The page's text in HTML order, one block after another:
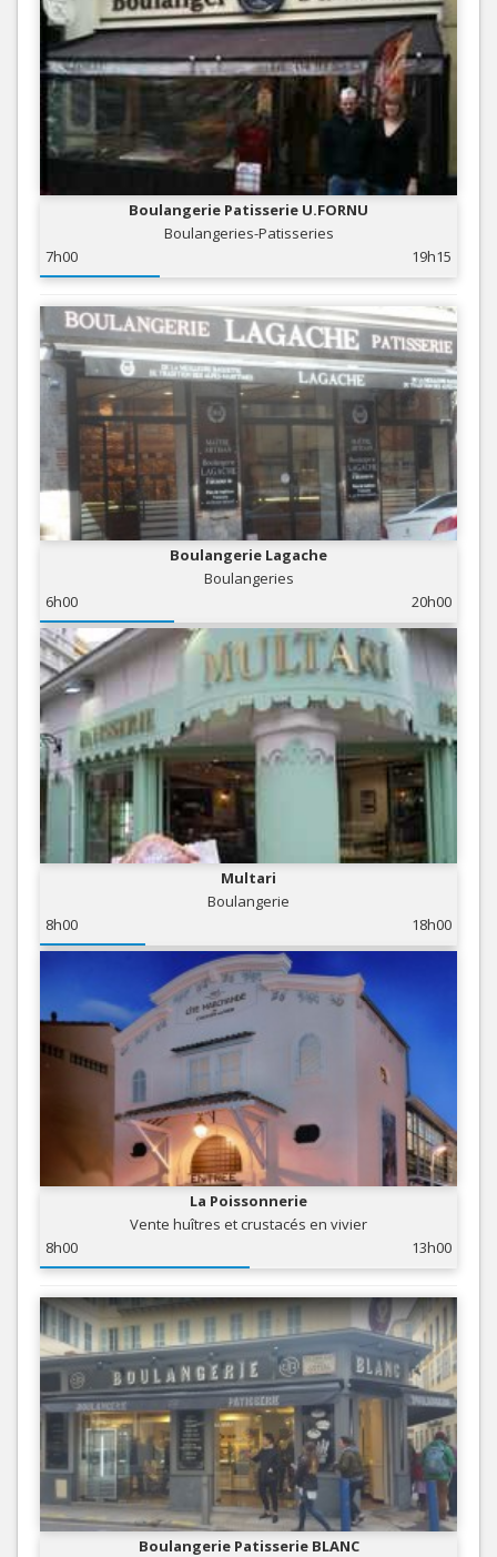
Boulangerie Patisserie U.FORNU
Boulangeries-Patisseries
7h00
19h15
Boulangerie Lagache
Boulangeries
6h00
20h00
Multari
Boulangerie
8h00
18h00
La Poissonnerie
Vente huîtres et crustacés en vivier
8h00
13h00
Boulangerie Patisserie BLANC